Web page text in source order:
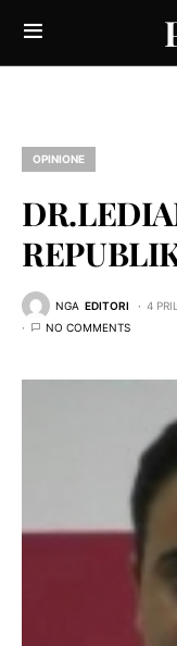
OPINIONE
NGA EDITORI 4
NO COMMENTS